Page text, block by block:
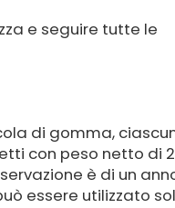
e seguire tutte le
di gomma,
con peso netto di
è di un
essere utilizzato